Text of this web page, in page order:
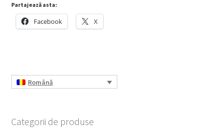
Partajează asta:
Facebook X
Română
Categorii de produse